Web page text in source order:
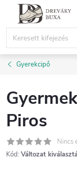
Ugrás
Gyerekcipő
Piros
Nincs
Kód: Változat